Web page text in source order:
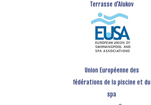
Terrasse d’Alukov
Union Européenne des
fédérations de la piscine et du
spa